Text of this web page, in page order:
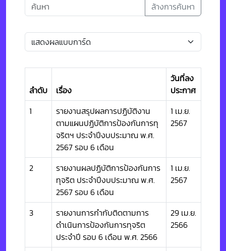
ล้างการค้นหา
ลำดับ เรื่อง
วันที่ลง
ประกาศ
1
รายงานสรุปผลการปฏิบัติงาน
ตามแผนปฏิบัติการป้องกันการทุ
จริตฯ ประจำปีงบประมาณ พ.ศ.
2567 รอบ 6 เดือน
1 เม.ย.
2567
2
รายงานผลปฏิบัติการป้องกันการ
ทุจริต ประจำปีงบประมาณ พ.ศ.
2567 รอบ 6 เดือน
1 เม.ย.
2567
3
รายงานการกำกับติดตามการ
ดำเนินการป้องกันการทุจริต
ประจำปี รอบ 6 เดือน พ.ศ. 2566
29 เม.ย.
2566